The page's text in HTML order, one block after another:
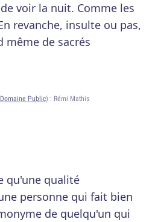
voir la nuit. Comme les
revanche, insulte ou pas,
même de sacrés
Domaine Public) : Rémi Mathis
qu'une qualité
personne qui fait bien
de quelqu'un qui